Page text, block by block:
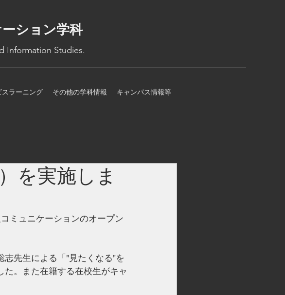
ション学科
Information Studies.
スラーニング その他の学科情報 キャンパス情報等
を実施しま
ミュニケーションのオープン
先生による「"見たくなる"を
。また在籍する在校生がキャ